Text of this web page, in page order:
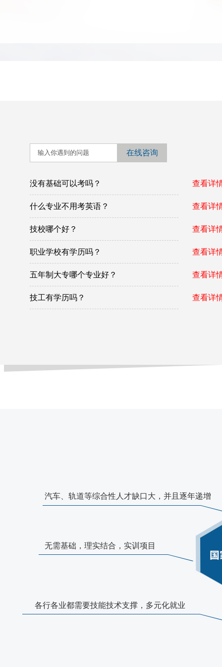
没有基础可以考吗？ 查看详
什么专业不用考英语？ 查看详
技校哪个好？ 查看详
职业学校有学历吗？ 查看详
五年制大专哪个专业好？ 查看详
技工有学历吗？ 查看详
汽车、轨道等综合性人才缺口大，并且逐年递增
无需基础，理实结合，实训项目
各行各业都需要技能技术支撑，多元化就业